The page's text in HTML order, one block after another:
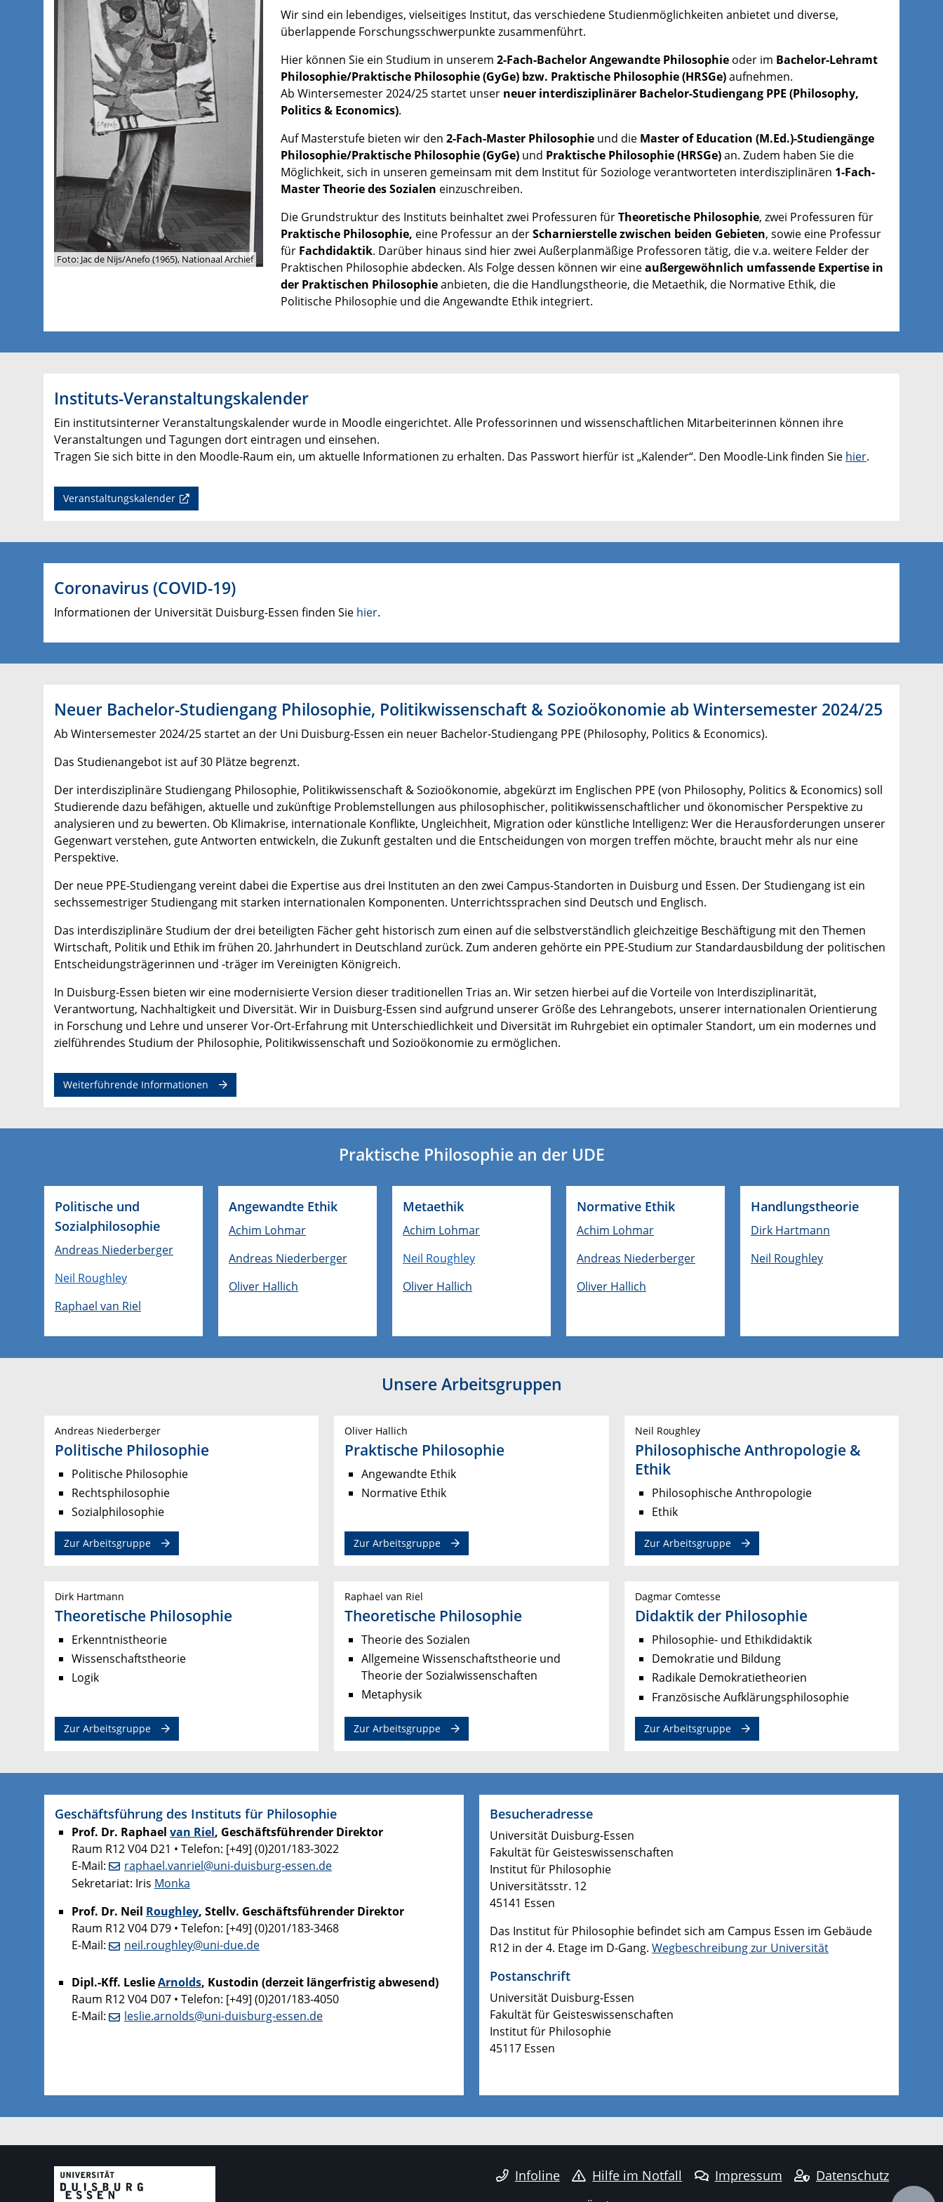
Foto: Jac de Nijs/Anefo (1965), Nationaal Archief
Wir sind ein lebendiges, vielseitiges Institut, das verschiedene Studienmöglichkeiten anbietet und diverse,
überlappende Forschungsschwerpunkte zusammenführt.
Hier können Sie ein Studium in unserem 2-Fach-Bachelor Angewandte Philosophieoder im Bachelor-Lehramt
Philosophie/Praktische Philosophie (GyGe) bzw. Praktische Philosophie (HRSGe)aufnehmen.
Ab Wintersemester 2024/25 startet unser neuer interdisziplinärer Bachelor-Studiengang PPE (Philosophy,
Politics & Economics).
Auf Masterstufe bieten wir den 2-Fach-Master Philosophieund dieMaster of Education (M.Ed.)-Studiengänge
Philosophie/Praktische Philosophie (GyGe) und Praktische Philosophie (HRSGe)an. Zudem haben Sie die
Möglichkeit, sich in unseren gemeinsam mit dem Institut für Soziologe verantworteten interdisziplinären 1-Fach-
Master Theorie des Sozialen einzuschreiben.
Die Grundstruktur des Instituts beinhaltet zwei Professuren fürTheoretische Philosophie, zwei Professuren für
Praktische Philosophie, eine Professur an derScharnierstelle zwischen beiden Gebieten, sowie eine Professur
für Fachdidaktik. Darüber hinaus sind hier zwei Außerplanmäßige Professoren tätig, die v.a. weitere Felder der
Praktischen Philosophie abdecken. Als Folge dessen können wir eineaußergewöhnlich umfassende Expertise in
der Praktischen Philosophieanbieten, die die Handlungstheorie, die Metaethik, die Normative Ethik, die
Politische Philosophie und die Angewandte Ethik integriert.
Instituts-Veranstaltungskalender
Ein institutsinterner Veranstaltungskalender wurde in Moodle eingerichtet. Alle Professorinnen und wissenschaftlichen Mitarbeiterinnen können ihre
Veranstaltungen und Tagungen dort eintragen und einsehen.
Tragen Sie sich bitte in den Moodle-Raum ein, um aktuelle Informationen zu erhalten. Das Passwort hierfür ist „Kalender“. Den Moodle-Link finden Sie hier.
Veranstaltungskalender
Coronavirus (COVID-19)
Informationen der Universität Duisburg-Essen finden Sie hier.
Neuer Bachelor-Studiengang Philosophie, Politikwissenschaft & Sozioökonomie ab Wintersemester 2024/25
Ab Wintersemester 2024/25 startet an der Uni Duisburg-Essen ein neuer Bachelor-Studiengang PPE (Philosophy, Politics & Economics).
Das Studienangebot ist auf 30 Plätze begrenzt.
Der interdisziplinäre Studiengang Philosophie, Politikwissenschaft & Sozioökonomie, abgekürzt im Englischen PPE (von Philosophy, Politics & Economics) soll
Studierende dazu befähigen, aktuelle und zukünftige Problemstellungen aus philosophischer, politikwissenschaftlicher und ökonomischer Perspektive zu
analysieren und zu bewerten. Ob Klimakrise, internationale Konflikte, Ungleichheit, Migration oder künstliche Intelligenz: Wer die Herausforderungen unserer
Gegenwart verstehen, gute Antworten entwickeln, die Zukunft gestalten und die Entscheidungen von morgen treffen möchte, braucht mehr als nur eine
Perspektive.
Der neue PPE-Studiengang vereint dabei die Expertise aus drei Instituten an den zwei Campus-Standorten in Duisburg und Essen. Der Studiengang ist ein
sechssemestriger Studiengang mit starken internationalen Komponenten. Unterrichtssprachen sind Deutsch und Englisch.
Das interdisziplinäre Studium der drei beteiligten Fächer geht historisch zum einen auf die selbstverständlich gleichzeitige Beschäftigung mit den Themen
Wirtschaft, Politik und Ethik im frühen 20. Jahrhundert in Deutschland zurück. Zum anderen gehörte ein PPE-Studium zur Standardausbildung der politischen
Entscheidungsträgerinnen und -träger im Vereinigten Königreich.
In Duisburg-Essen bieten wir eine modernisierte Version dieser traditionellen Trias an. Wir setzen hierbei auf die Vorteile von Interdisziplinarität,
Verantwortung, Nachhaltigkeit und Diversität. Wir in Duisburg-Essen sind aufgrund unserer Größe des Lehrangebots, unserer internationalen Orientierung
in Forschung und Lehre und unserer Vor-Ort-Erfahrung mit Unterschiedlichkeit und Diversität im Ruhrgebiet ein optimaler Standort, um ein modernes und
zielführendes Studium der Philosophie, Politikwissenschaft und Sozioökonomie zu ermöglichen.
Weiterführende Informationen
Praktische Philosophie an der UDE
Politische und
Sozialphilosophie
Andreas Niederberger
Neil Roughley
Raphael van Riel
Angewandte Ethik
Achim Lohmar
Andreas Niederberger
Oliver Hallich
Metaethik
Achim Lohmar
Neil Roughley
Oliver Hallich
Normative Ethik
Achim Lohmar
Andreas Niederberger
Oliver Hallich
Handlungstheorie
Dirk Hartmann
Neil Roughley
Unsere Arbeitsgruppen
Andreas Niederberger
Politische Philosophie
Politische Philosophie
Rechtsphilosophie
Sozialphilosophie
Zur Arbeitsgruppe
Oliver Hallich
Praktische Philosophie
Angewandte Ethik
Normative Ethik
Zur Arbeitsgruppe
Neil Roughley
Philosophische Anthropologie &
Ethik
Philosophische Anthropologie
Ethik
Zur Arbeitsgruppe
Dirk Hartmann
Theoretische Philosophie
Erkenntnistheorie
Wissenschaftstheorie
Logik
Zur Arbeitsgruppe
Raphael van Riel
Theoretische Philosophie
Theorie des Sozialen
Allgemeine Wissenschaftstheorie und
Theorie der Sozialwissenschaften
Metaphysik
Zur Arbeitsgruppe
Dagmar Comtesse
Didaktik der Philosophie
Philosophie- und Ethikdidaktik
Demokratie und Bildung
Radikale Demokratietheorien
Französische Aufklärungsphilosophie
Zur Arbeitsgruppe
Geschäftsführung des Instituts für Philosophie
Prof. Dr. Raphael van Riel, Geschäftsführender Direktor
Raum R12 V04 D21 • Telefon: [+49] (0)201/183-3022
E-Mail:
raphael.vanriel@uni-duisburg-essen.de
Sekretariat: Iris Monka
Prof. Dr. Neil Roughley, Stellv. Geschäftsführender Direktor
Raum R12 V04 D79 • Telefon: [+49] (0)201/183-3468
E-Mail:
neil.roughley@uni-due.de
Dipl.-Kff. LeslieArnolds, Kustodin (derzeit längerfristig abwesend)
Raum R12 V04 D07 • Telefon: [+49] (0)201/183-4050
E-Mail:
leslie.arnolds@uni-duisburg-essen.de
Besucheradresse
Universität Duisburg-Essen
Fakultät für Geisteswissenschaften
Institut für Philosophie
Universitätsstr. 12
45141 Essen
Das Institut für Philosophie befindet sich am Campus Essen im Gebäude
R12 in der 4. Etage im D-Gang. Wegbeschreibung zur Universität
Postanschrift
Universität Duisburg-Essen
Fakultät für Geisteswissenschaften
Institut für Philosophie
45117 Essen
Infoline Hilfe im Notfall Impressum
Datenschutz